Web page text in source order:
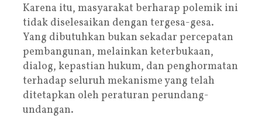
Karena itu, masyarakat berharap polemik ini
tidak diselesaikan dengan tergesa-gesa.
Yang dibutuhkan bukan sekadar percepatan
pembangunan, melainkan keterbukaan,
dialog, kepastian hukum, dan penghormatan
terhadap seluruh mekanisme yang telah
ditetapkan oleh peraturan perundang-
undangan.